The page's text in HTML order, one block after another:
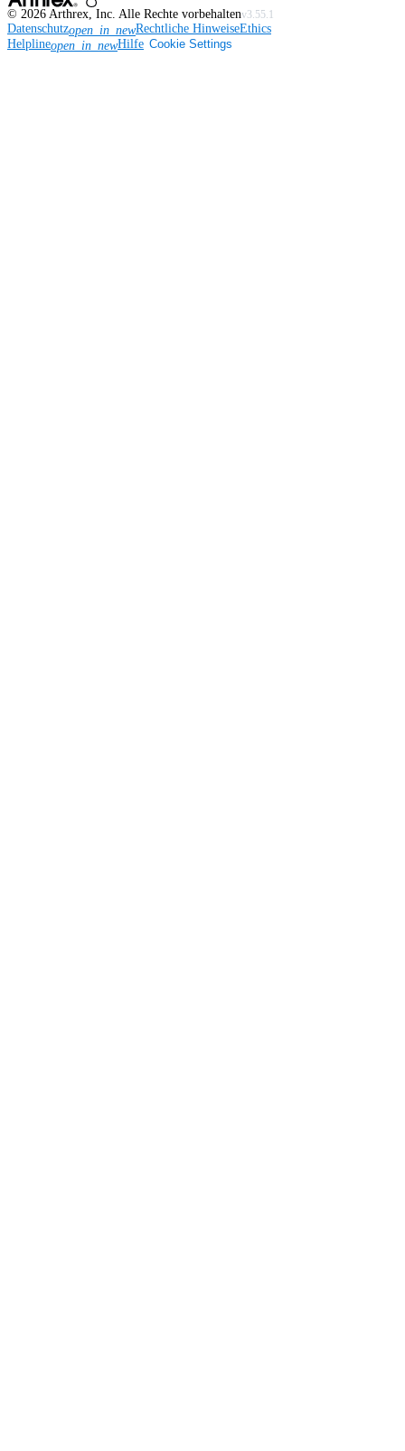
© 2026 Arthrex, Inc. Alle Rechte vorbehaltenv3.55.1
Datenschutzopen_in_newRechtliche HinweiseEthics
Helplineopen_in_newHilfe Cookie Settings